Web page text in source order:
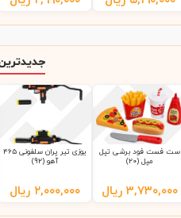
ست فست فود برشی تپل
مپل (20)
۳,۷۳۰,۰۰۰ ریال
یوزی تیر پران سلفونی 465
آهو (92)
۲,۰۰۰,۰۰۰ ریال